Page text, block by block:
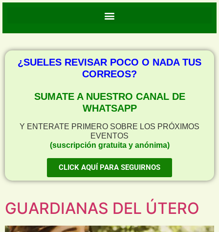
¿SUELES REVISAR POCO O NADA TUS
CORREOS?
SUMATE A NUESTRO CANAL DE
WHATSAPP
Y ENTERATE PRIMERO SOBRE LOS PRÓXIMOS
EVENTOS
(suscripción gratuita y anónima)
CLICK AQUÍ PARA SEGUIRNOS
GUARDIANAS DEL ÚTERO